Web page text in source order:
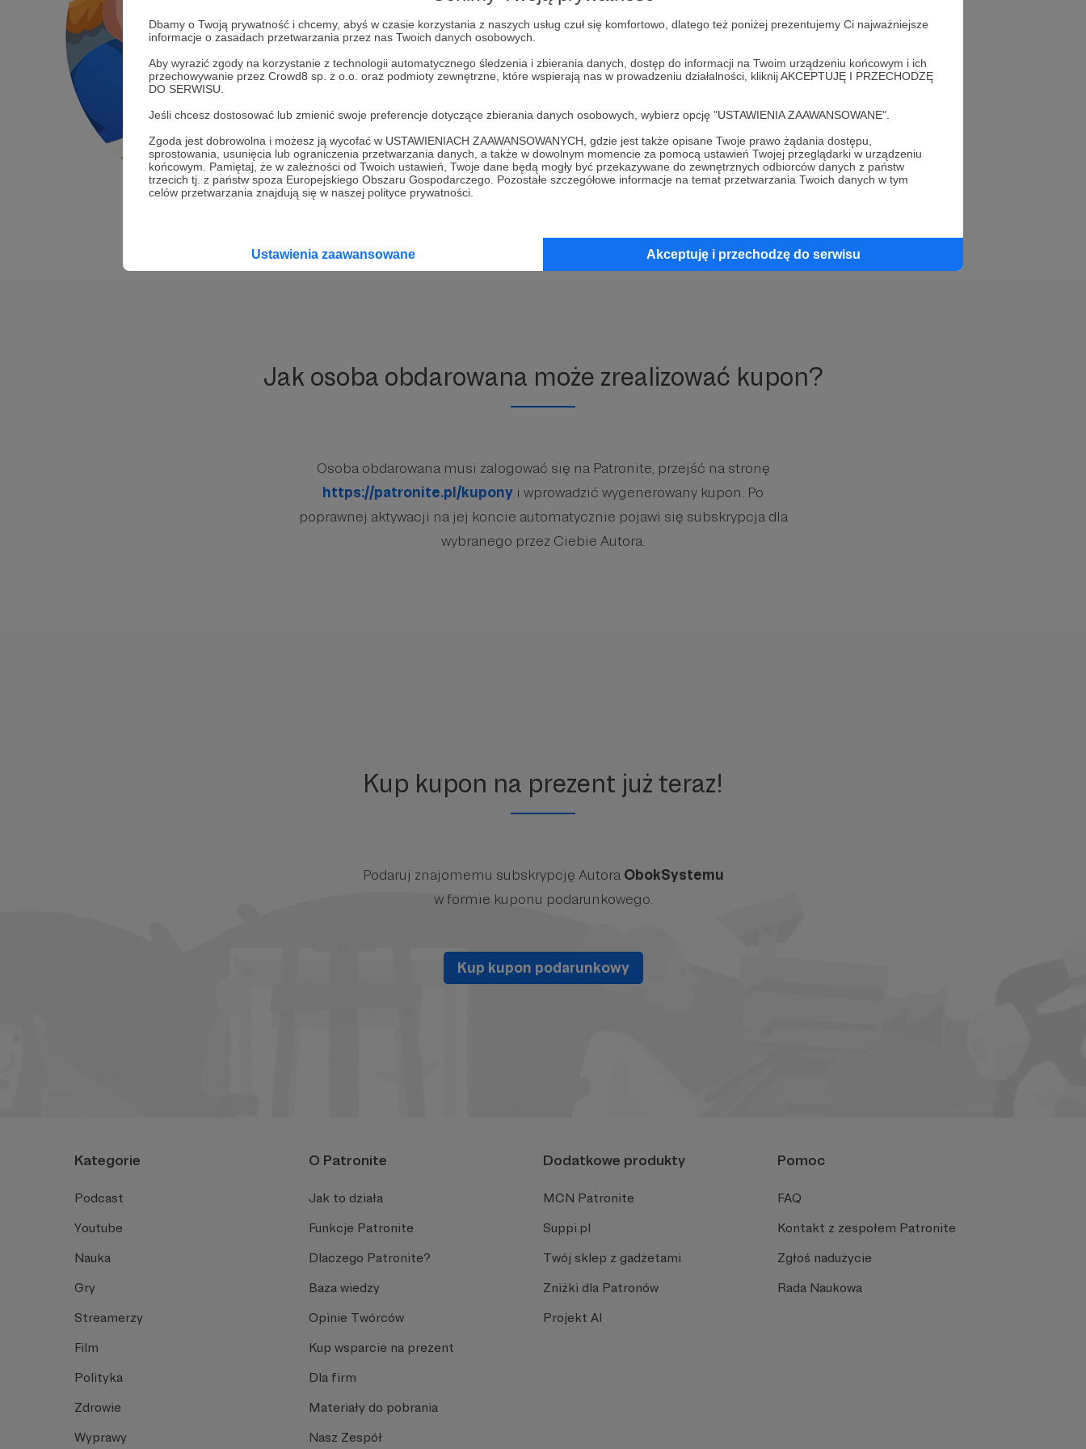
Dbamy o Twoją prywatność i chcemy, abyś w czasie korzystania z naszych usług czuł się komfortowo, dlatego też poniżej prezentujemy Ci najważniejsze
informacje o zasadach przetwarzania przez nas Twoich danych osobowych.
Aby wyrazić zgody na korzystanie z technologii automatycznego śledzenia i zbierania danych, dostęp do informacji na Twoim urządzeniu końcowym i ich
przechowywanie przez Crowd8 sp. z o.o. oraz podmioty zewnętrzne, które wspierają nas w prowadzeniu działalności, kliknij AKCEPTUJĘ I PRZECHODZĘ
DO SERWISU.
Jeśli chcesz dostosować lub zmienić swoje preferencje dotyczące zbierania danych osobowych, wybierz opcję "USTAWIENIA ZAAWANSOWANE".
Zgoda jest dobrowolna i możesz ją wycofać w USTAWIENIACH ZAAWANSOWANYCH, gdzie jest także opisane Twoje prawo żądania dostępu,
sprostowania, usunięcia lub ograniczenia przetwarzania danych, a także w dowolnym momencie za pomocą ustawień Twojej przeglądarki w urządzeniu
końcowym. Pamiętaj, że w zależności od Twoich ustawień, Twoje dane będą mogły być przekazywane do zewnętrznych odbiorców danych z państw
trzecich tj. z państw spoza Europejskiego Obszaru Gospodarczego. Pozostałe szczegółowe informacje na temat przetwarzania Twoich danych w tym
celów przetwarzania znajdują się w naszej polityce prywatności.
Ustawienia zaawansowane Akceptuję i przechodzę do serwisu
Kup kupon podarunkowy
2 Opłać wsparcie za pomocą przelewu.
3 Prześlij wygenerowany kupon do swojego znajomego!
Jak osoba obdarowana może zrealizować kupon?
Osoba obdarowana musi zalogować się na Patronite, przejść na stronę
https://patronite.pl/kupony i wprowadzić wygenerowany kupon. Po
poprawnej aktywacji na jej koncie automatycznie pojawi się subskrypcja dla
wybranego przez Ciebie Autora.
Kup kupon na prezent już teraz!
Podaruj znajomemu subskrypcję Autora ObokSystemu
w formie kuponu podarunkowego.
Kup kupon podarunkowy
Kategorie
Podcast
Youtube
Nauka
Gry
Streamerzy
Film
Polityka
Zdrowie
Wyprawy
O Patronite
Jak to działa
Funkcje Patronite
Dlaczego Patronite?
Baza wiedzy
Opinie Twórców
Kup wsparcie na prezent
Dla firm
Materiały do pobrania
Nasz Zespół
Dodatkowe produkty
MCN Patronite
Suppi.pl
Twój sklep z gadżetami
Zniżki dla Patronów
Projekt AI
Pomoc
FAQ
Kontakt z zespołem Patronite
Zgłoś nadużycie
Rada Naukowa